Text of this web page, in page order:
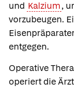
und Kalzium,
vorzubeugen.
entgegen.
Operative
operiert die